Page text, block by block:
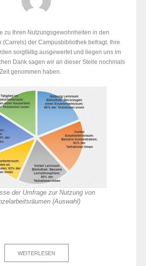
zu Ihren Nutzungsgewohnheiten in den
(Carrels) der Campusbibliothek befragt. Ihre
sorgfältig ausgewertet und liegen uns im
Dank sagen wir an dieser Stelle nochmals
genommen haben.
der Umfrage zur Nutzung von
(Auswahl)
WEITERLESEN